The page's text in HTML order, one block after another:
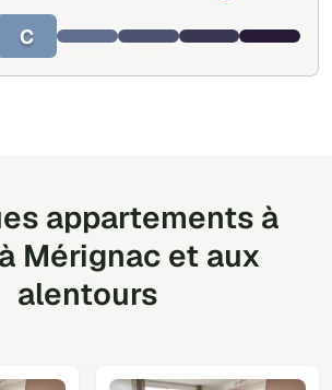
C
appartements à
Mérignac et aux
alentours